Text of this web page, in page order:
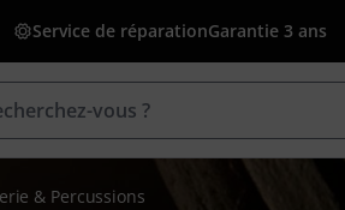
Service de réparationGarantie 3 ans
& Percussions